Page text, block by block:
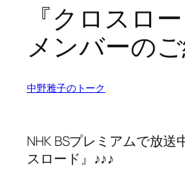
『クロスロ
メンバーの
中野雅子のトーク
NHK BSプレミアムで放送
スロード』♪♪♪